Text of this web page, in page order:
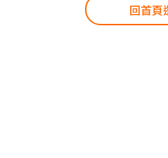
回首頁